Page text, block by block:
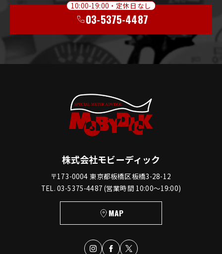
10:00-19:00・定休日なし
03-5375-4487
株式会社モビーディック
〒173-0004 東京都板橋区板橋3-28-12
TEL. 03-5375-4487 (営業時間 10:00〜19:00)
MAP